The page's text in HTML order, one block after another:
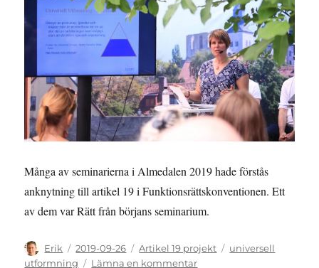
Många av seminarierna i Almedalen 2019 hade förstås
anknytning till artikel 19 i Funktionsrättskonventionen. Ett
av dem var Rätt från börjans seminarium.
Författare
Erik
Publicerat
den
2019-09-26 Kategorier
Artikel 19 projekt Etiketter
universell
utformning
Lämna en kommentartill